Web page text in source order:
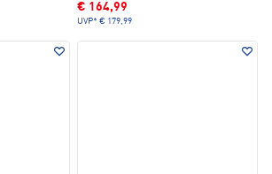
€ 164,99
UVP* € 179,99